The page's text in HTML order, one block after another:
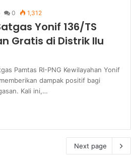
0 1,312
Yonif 136/TS
Gratis di Distrik Ilu
Pamtas RI-PNG Kewilayahan Yonif
dampak positif bagi
Kali ini,…
Next page